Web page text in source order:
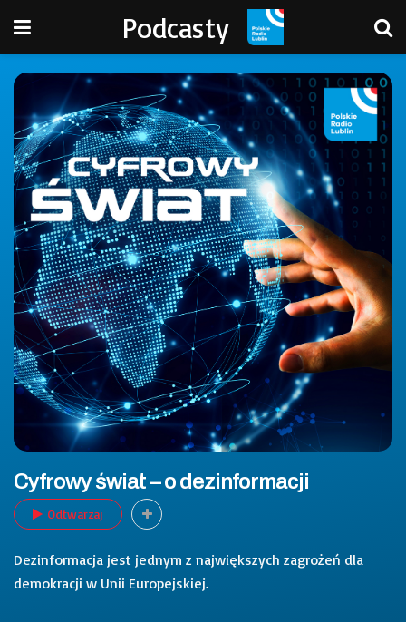
Podcasty
Cyfrowy świat – o dezinformacji
Odtwarzaj
Dezinformacja jest jednym z największych zagrożeń dla
demokracji w Unii Europejskiej.